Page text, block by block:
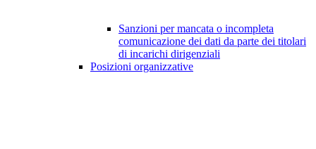
Sanzioni per mancata o incompleta
comunicazione dei dati da parte dei titolari
di incarichi dirigenziali
Posizioni organizzative